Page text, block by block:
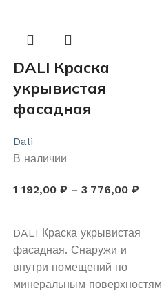
DALI Краска
укрывистая
фасадная
Dali
В наличии
1 192,00 ₽ – 3 776,00 ₽
DALI Краска укрывистая
фасадная. Снаружи и
внутри помещений по
минеральным поверхностям